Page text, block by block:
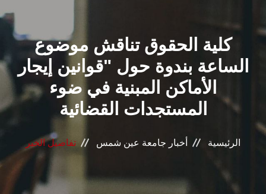
القطاعـات
الشئون الأكاديمية
البحث العلمي
الرعاية الصحية
المراكز والوحدات
الأنظمة الذكية
كلية الحقوق تناقش موضوع
الساعة بندوة حول "قوانين إيجار
الأماكن المبنية في ضوء
المستجدات القضائية
الرئيسية أخبار جامعة عين شمس تفاصيل الخبر